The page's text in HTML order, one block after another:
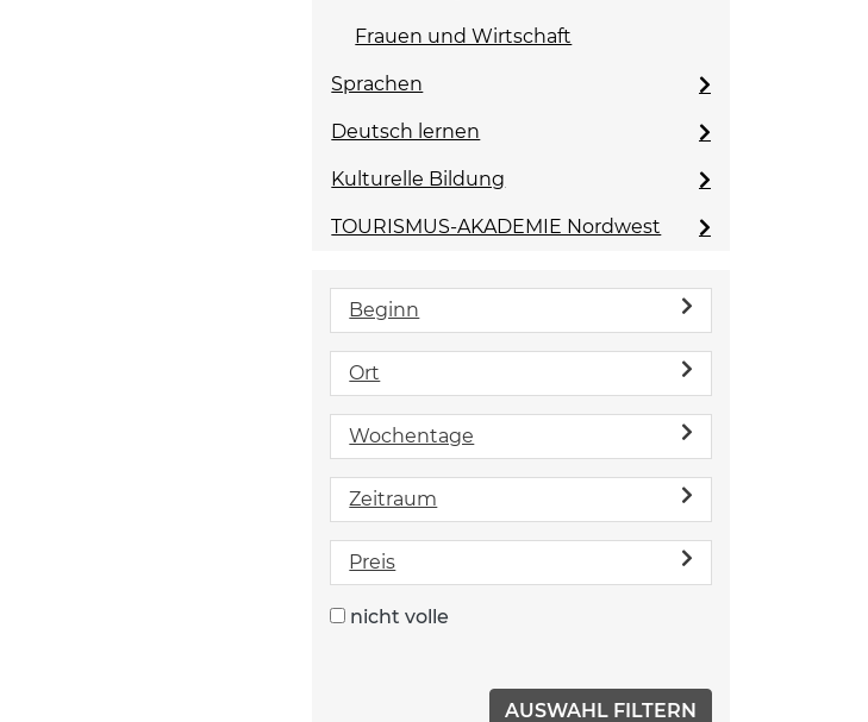
Frauen und Wirtschaft
Sprachen
Deutsch lernen
Kulturelle Bildung
TOURISMUS-AKADEMIE Nordwest
Beginn
Ort
Wochentage
Zeitraum
Preis
nicht volle